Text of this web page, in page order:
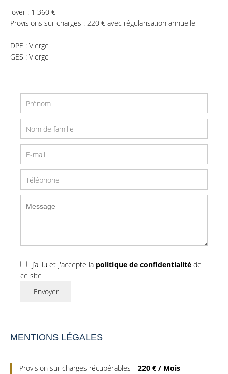
loyer : 1 360 €
Provisions sur charges : 220 € avec régularisation annuelle
DPE : Vierge
GES : Vierge
J’ai lu et j'accepte la politique de confidentialité de
ce site
Envoyer
MENTIONS LÉGALES
Provision sur charges récupérables 220 € / Mois